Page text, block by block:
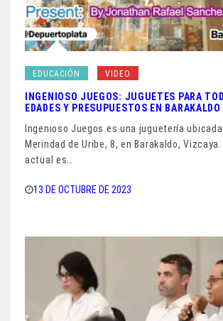
EDUCACIÓN VIDEO
INGENIOSO JUEGOS: JUGUETES PARA
EDADES Y PRESUPUESTOS EN BARAKALDO
Ingenioso Juegos es una juguetería
Merindad de Uribe, 8, en Barakaldo,
actual es…
13 DE OCTUBRE DE 2023